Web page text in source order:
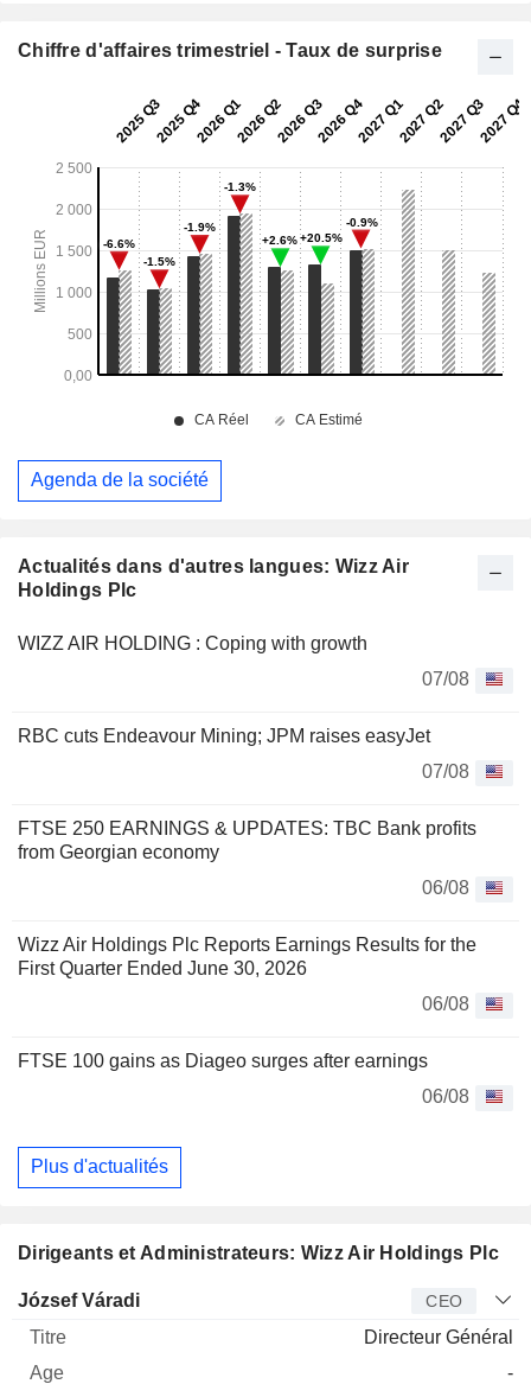
Actualités dans d'autres langues: Wizz Air
Holdings Plc
WIZZ AIR HOLDING : Coping with growth
07/08
RBC cuts Endeavour Mining; JPM raises easyJet
07/08
FTSE 250 EARNINGS & UPDATES: TBC Bank profits
from Georgian economy
06/08
Wizz Air Holdings Plc Reports Earnings Results for the
First Quarter Ended June 30, 2026
06/08
FTSE 100 gains as Diageo surges after earnings
06/08
Plus d'actualités
Dirigeants et Administrateurs: Wizz Air Holdings Plc
Dirigeant Titre
József Váradi CEO
Directeur Général
-
Chiffre d'affaires trimestriel - Taux de surprise
Agenda de la société